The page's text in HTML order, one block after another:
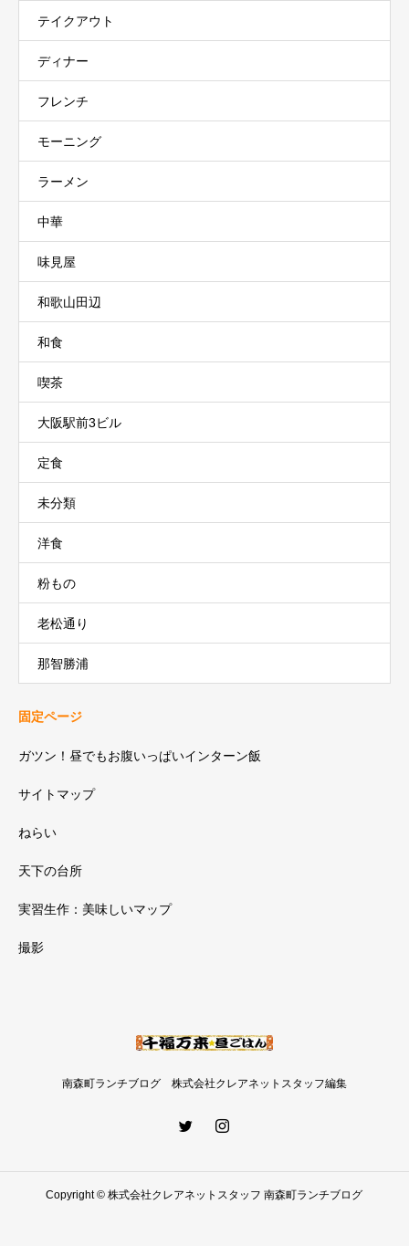
テイクアウト
ディナー
フレンチ
モーニング
ラーメン
中華
味見屋
和歌山田辺
和食
喫茶
大阪駅前3ビル
定食
未分類
洋食
粉もの
老松通り
那智勝浦
固定ページ
ガツン！昼でもお腹いっぱいインターン飯
サイトマップ
ねらい
天下の台所
実習生作：美味しいマップ
撮影
南森町ランチブログ 株式会社クレアネットスタッフ編集
Copyright © 株式会社クレアネットスタッフ 南森町ランチブログ